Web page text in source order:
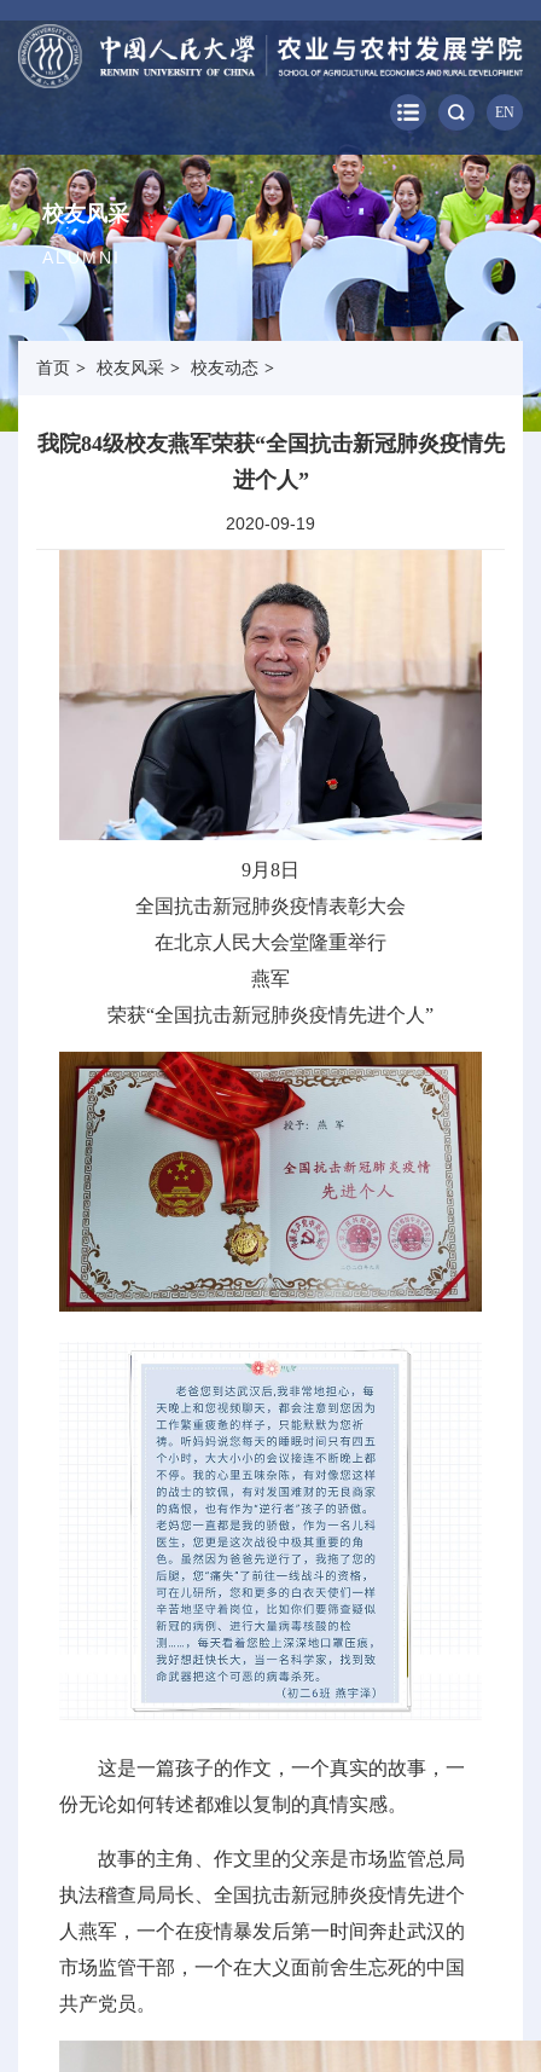
EN
校友风采
ALUMNI
首页 > 校友风采 > 校友动态 >
我院84级校友燕军荣获“全国抗击新冠肺炎疫情先
进个人”
2020-09-19
9月8日
全国抗击新冠肺炎疫情表彰大会
在北京人民大会堂隆重举行
燕军
荣获“全国抗击新冠肺炎疫情先进个人”
这是一篇孩子的作文，一个真实的故事，一
份无论如何转述都难以复制的真情实感。
故事的主角、作文里的父亲是市场监管总局
执法稽查局局长、全国抗击新冠肺炎疫情先进个
人燕军，一个在疫情暴发后第一时间奔赴武汉的
市场监管干部，一个在大义面前舍生忘死的中国
共产党员。